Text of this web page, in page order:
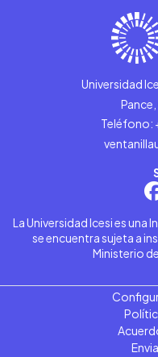
Universidad
Teléfono:
La Universidad Icesi es
se encuentra sujeta a
Ministerio